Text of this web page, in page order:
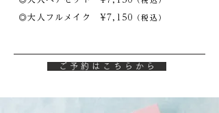
◎大人フルメイク ¥7,150 （税込）
ご 予 約 は こ ち ら か ら